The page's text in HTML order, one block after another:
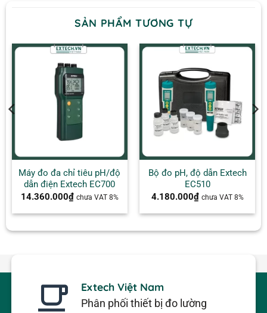
SẢN PHẨM TƯƠNG TỰ
Máy đo đa chỉ tiêu pH/độ
dẫn điện Extech EC700
14.360.000₫ chưa VAT 8%
Bộ đo pH, độ dẫn Extech
EC510
4.180.000₫ chưa VAT 8%
Extech Việt Nam
Phân phối thiết bị đo lường